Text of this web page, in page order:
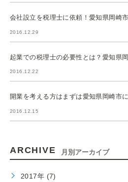
会社設立を税理士に依頼！愛知県岡崎
2016.12.29
起業での税理士の必要性とは？愛知県
2016.12.22
開業を考える方はまずは愛知県岡崎市
2016.12.15
ARCHIVE 月別アーカイブ
2017年 (7)